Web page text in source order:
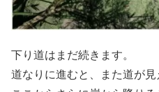
下り道はまだ続きます。
道なりに進むと、また道が見